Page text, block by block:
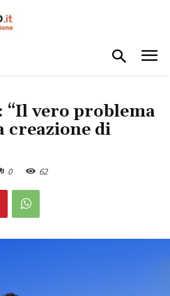
“Il vero problema
creazione di
0 62